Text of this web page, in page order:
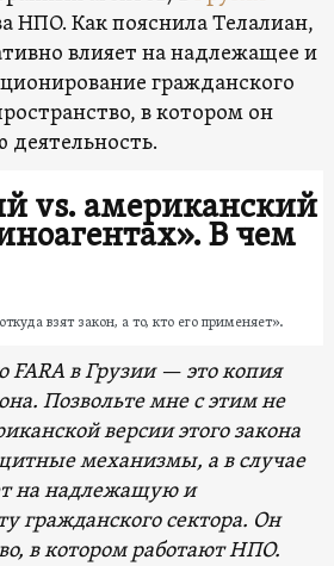
НПО. Как пояснила Телалиан,
влияет на надлежащее и
гражданского
в котором он
деятельность.
vs. американский
В чем
взят закон, а то, кто его применяет».
FARA в Грузии — это копия
Позвольте мне с этим не
версии этого закона
механизмы, а в случае
на надлежащую и
гражданского сектора. Он
в котором работают НПО.